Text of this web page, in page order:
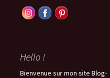
Hello !
Bienvenue sur mon site Blog-